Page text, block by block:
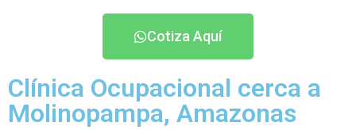
Cotiza Aquí
Clínica Ocupacional cerca a
Molinopampa, Amazonas